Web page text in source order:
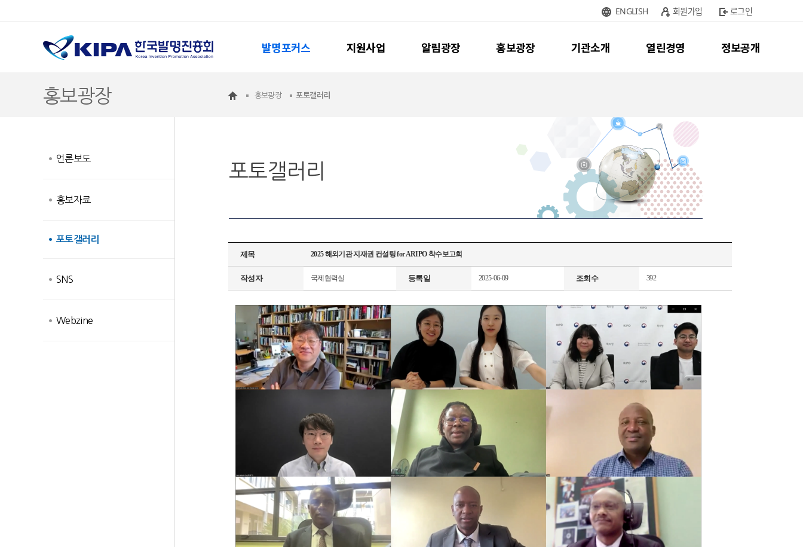
ENGLISH 회원가입 로그인
발명포커스 지원사업 알림광장 홍보광장 기관소개 열린경영 정보공개
홍보광장 홍보광장 포토갤러리
언론보도
홍보자료
포토갤러리
SNS
Webzine
포토갤러리
제목 2025 해외기관 지재권 컨설팅 for ARIPO 착수보고회
작성자 국제협력실 등록일 2025-06-09 조회수 392